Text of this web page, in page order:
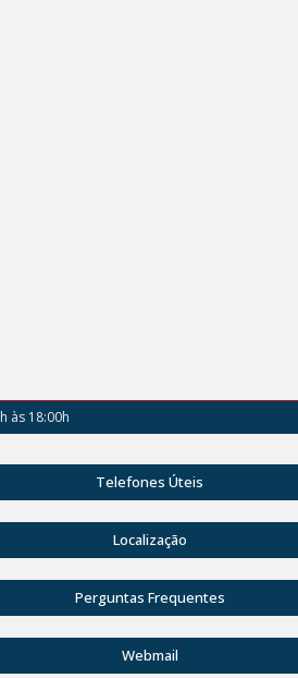
às 18:00h
Telefones Úteis
Localização
Perguntas Frequentes
Webmail